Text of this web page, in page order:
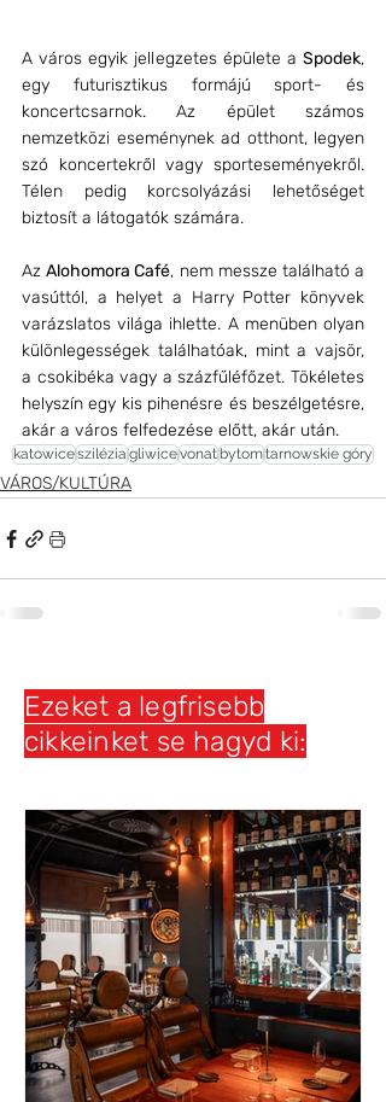
A város egyik jellegzetes épülete a Spodek,
egy futurisztikus formájú sport- és
koncertcsarnok. Az épület számos
nemzetközi eseménynek ad otthont, legyen
szó koncertekről vagy sporteseményekről.
Télen pedig korcsolyázási lehetőséget
biztosít a látogatók számára.
Az Alohomora Café, nem messze található a
vasúttól, a helyet a Harry Potter könyvek
varázslatos világa ihlette. A menüben olyan
különlegességek találhatóak, mint a vajsör,
a csokibéka vagy a százfűléfőzet. Tökéletes
helyszín egy kis pihenésre és beszélgetésre,
akár a város felfedezése előtt, akár után.
katowiceszilézia gliwicevonat bytomtarnowskie góry
VÁROS/KULTÚRA
Ezeket a legfrisebb
cikkeinket se hagyd ki: